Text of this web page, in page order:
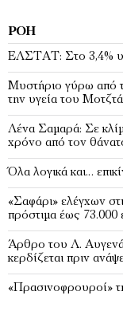
ΡΟΉ
EΛΣΤΑΤ: Στο 3,4%
Μυστήριο γύρω από
την υγεία του
Λένα Σαμαρά: Σε
χρόνο από τον
Όλα λογικά και…
«Σαφάρι» ελέγχων
πρόστιμα έως 73.000
Άρθρο του Λ.
κερδίζεται πριν
«Πρασινοφρουροί»